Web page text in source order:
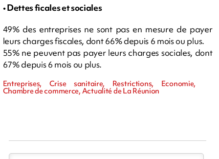
• Dettes ficales et sociales
49% des entreprises ne sont pas en mesure de payer
leurs charges fiscales, dont 66% depuis 6 mois ou plus.
55% ne peuvent pas payer leurs charges sociales, dont
67% depuis 6 mois ou plus.
Entreprises, Crise sanitaire, Restrictions, Economie,
Chambre de commerce, Actualité de La Réunion